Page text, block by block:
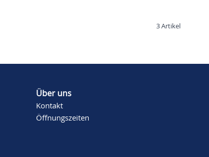
3Artikel
Über uns
Kontakt
Öffnungszeiten